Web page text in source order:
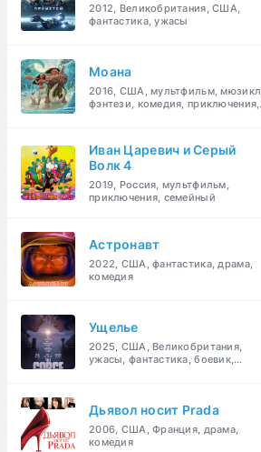
2012, Великобритания, США,
фантастика, ужасы
Моана
2016, США, мультфильм, мюзикл,
фэнтези, комедия, приключения,
Иван Царевич и Серый
Волк 4
2019, Россия, мультфильм,
приключения, семейный
Астронавт
2022, США, фантастика, драма,
комедия
Ущелье
2025, США, Великобритания,
ужасы, фантастика, боевик,
Дьявол носит Prada
2006, США, Франция, драма,
комедия